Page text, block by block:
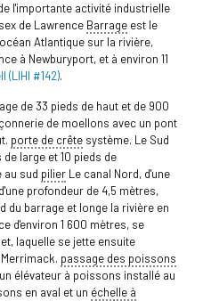
l'importante activité industrielle
de Lawrence Barrageest le
Atlantique sur la rivière,
à Newburyport, et à environ 11
(LIHI #142).
de 33 pieds de haut et de 900
de moellons avec un pont
porte de crêtesystème. Le Sud
large et 10 pieds de
au sud pilierLe canal Nord, d'une
profondeur de 4,5 mètres,
du barrage et longe la rivière en
d'environ 1 600 mètres, se
laquelle se jette ensuite
passage des poissons
élévateur à poissons installé au
en aval et un échelle à